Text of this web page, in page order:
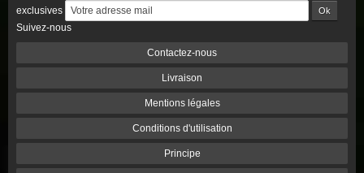
exclusives
Suivez-nous
Contactez-nous
Livraison
Mentions légales
Conditions d'utilisation
Principe